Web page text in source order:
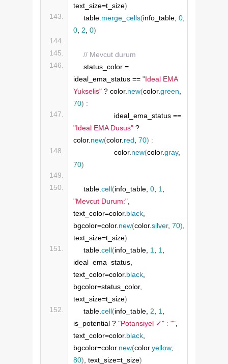
text_size=t_size)
    table.
merge_cells(info_table, 0
0 2 0)
// Mevcut durum
    status_color =
ideal_ema_status == "Ideal EMA
Yukselis" ? color. new(color.green
70) :
"Ideal EMA Dusus" ?
color. new(color. red 70) :
                   color.
new(color.gray
70)
    table.
cell(info_table, 0 1
"Mevcut Durum:"
text_color=color. black
bgcolor=color. new(color.silver, 70)
text_size=t_size)
    table.
cell(info_table, 1 1
ideal_ema_status,
text_color=color. black
bgcolor=status_color,
text_size=t_size)
    table.
cell(info_table, 2 1
is_potential ? "Potansiyel ✓" : ""
text_color=color. black
bgcolor=color. new(color.yellow
80) , text_size=t_size)